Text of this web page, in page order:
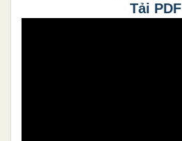
Tải PDF